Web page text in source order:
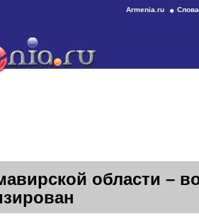
Armenia.ru
области –